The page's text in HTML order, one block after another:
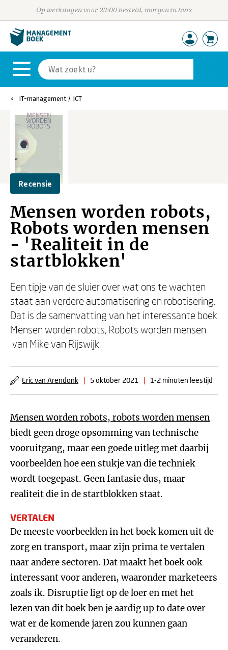
Op werkdagen voor 23:00 besteld, morgen in huis
IT-management / ICT
Recensie
Mensen worden robots,
Robots worden mensen
- 'Realiteit in de
startblokken'
Een tipje van de sluier over wat ons te wachten
staat aan verdere automatisering en robotisering.
Dat is de samenvatting van het interessante boek
Mensen worden robots, Robots worden mensen
van Mike van Rijswijk.
Eric van Arendonk | 5 oktober 2021 | 1-2 minuten leestijd
Mensen worden robots, robots worden mensen
biedt geen droge opsomming van technische
vooruitgang, maar een goede uitleg met daarbij
voorbeelden hoe een stukje van die techniek
wordt toegepast. Geen fantasie dus, maar
realiteit die in de startblokken staat.
VERTALEN
De meeste voorbeelden in het boek komen uit de
zorg en transport, maar zijn prima te vertalen
naar andere sectoren. Dat maakt het boek ook
interessant voor anderen, waaronder marketeers
zoals ik. Disruptie ligt op de loer en met het
lezen van dit boek ben je aardig up to date over
wat er de komende jaren zou kunnen gaan
veranderen.